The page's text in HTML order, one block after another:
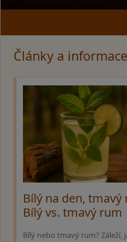
Články a informace
Bílý na den, tmavý
Bílý vs. tmavý rum
Bílý nebo tmavý rum? Záleží,